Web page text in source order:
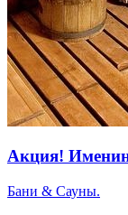
Акция!
Бани & Сауны.